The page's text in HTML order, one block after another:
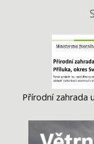
Přírodní zahrada